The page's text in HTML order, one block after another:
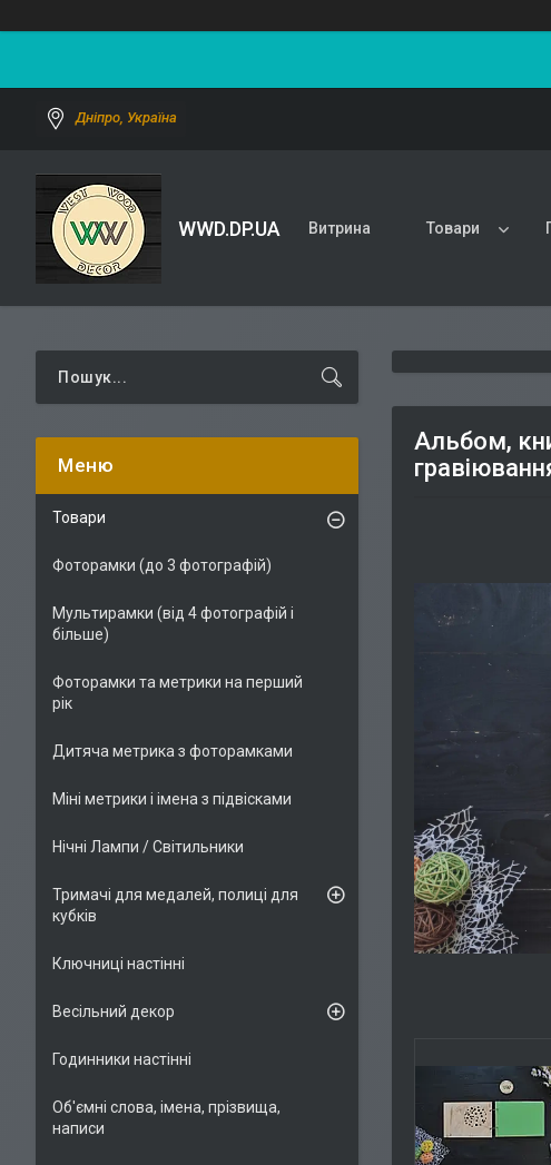
Дніпро, Україна
WWD.DP.UA Витрина Товари
Альбом,
Товари
Фоторамки (до 3 фотографій)
Мультирамки (від 4 фотографій і
більше)
Фоторамки та метрики на перший
рік
Дитяча метрика з фоторамками
Міні метрики і імена з підвісками
Нічні Лампи / Світильники
Тримачі для медалей, полиці для
кубків
Ключниці настінні
Весільний декор
Годинники настінні
Об'ємні слова, імена, прізвища,
написи